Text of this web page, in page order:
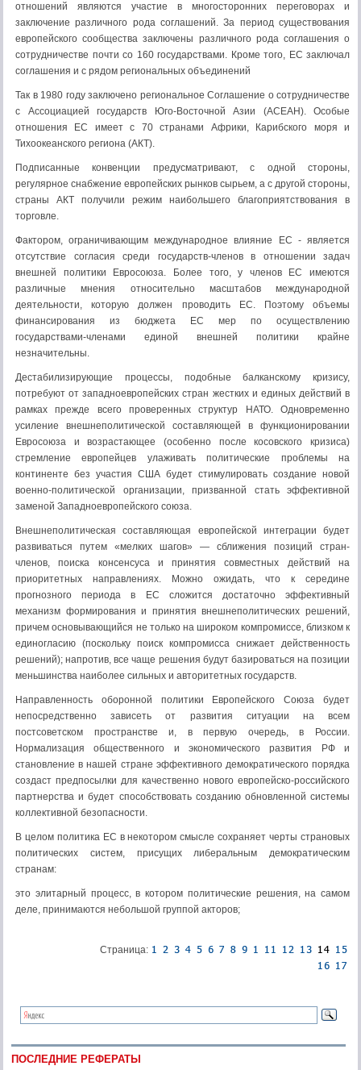
отношений являются участие в многосторонних переговорах и
заключение различного рода соглашений. За период существования
европейского сообщества заключены различного рода соглашения о
сотрудничестве почти со 160 государствами. Кроме того, ЕС заключал
соглашения и с рядом региональных объединений
Так в 1980 году заключено региональное Соглашение о сотрудничестве
с Ассоциацией государств Юго-Восточной Азии (АСЕАН). Особые
отношения ЕС имеет с 70 странами Африки, Карибского моря и
Тихоокеанского региона (АКТ).
Подписанные конвенции предусматривают, с одной стороны,
регулярное снабжение европейских рынков сырьем, а с другой стороны,
страны АКТ получили режим наибольшего благоприятствования в
торговле.
Фактором, ограничивающим международное влияние ЕС - является
отсутствие согласия среди государств-членов в отношении задач
внешней политики Евросоюза. Более того, у членов ЕС имеются
различные мнения относительно масштабов международной
деятельности, которую должен проводить ЕС. Поэтому объемы
финансирования из бюджета ЕС мер по осуществлению
государствами-членами единой внешней политики крайне
незначительны.
Дестабилизирующие процессы, подобные балканскому кризису,
потребуют от западноевропейских стран жестких и единых действий в
рамках прежде всего проверенных структур НАТО. Одновременно
усиление внешнеполитической составляющей в функционировании
Евросоюза и возрастающее (особенно после косовского кризиса)
стремление европейцев улаживать политические проблемы на
континенте без участия США будет стимулировать создание новой
военно-политической организации, призванной стать эффективной
заменой Западноевропейского союза.
Внешнеполитическая составляющая европейской интеграции будет
развиваться путем «мелких шагов» — сближения позиций стран-
членов, поиска консенсуса и принятия совместных действий на
приоритетных направлениях. Можно ожидать, что к середине
прогнозного периода в ЕС сложится достаточно эффективный
механизм формирования и принятия внешнеполитических решений,
причем основывающийся не только на широком компромиссе, близком к
единогласию (поскольку поиск компромисса снижает действенность
решений); напротив, все чаще решения будут базироваться на позиции
меньшинства наиболее сильных и авторитетных государств.
Направленность оборонной политики Европейского Союза будет
непосредственно зависеть от развития ситуации на всем
постсоветском пространстве и, в первую очередь, в России.
Нормализация общественного и экономического развития РФ и
становление в нашей стране эффективного демократического порядка
создаст предпосылки для качественно нового европейско-российского
партнерства и будет способствовать созданию обновленной системы
коллективной безопасности.
В целом политика ЕС в некотором смысле сохраняет черты страновых
политических систем, присущих либеральным демократическим
странам:
это элитарный процесс, в котором политические решения, на самом
деле, принимаются небольшой группой акторов;
Страница:
ПОСЛЕДНИЕ РЕФЕРАТЫ